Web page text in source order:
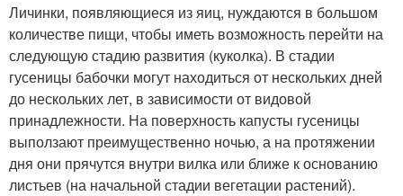
Личинки, появляющиеся из яиц, нуждаются в большом
количестве пищи, чтобы иметь возможность перейти на
следующую стадию развития (куколка). В стадии
гусеницы бабочки могут находиться от нескольких дней
до нескольких лет, в зависимости от видовой
принадлежности. На поверхность капусты гусеницы
выползают преимущественно ночью, а на протяжении
дня они прячутся внутри вилка или ближе к основанию
листьев (на начальной стадии вегетации растений).